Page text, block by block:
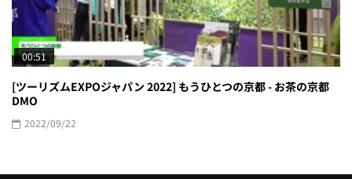
00:51
[ツーリズムEXPOジャパン 2022] もうひとつの京都 - お茶の京都
DMO
2022/09/22